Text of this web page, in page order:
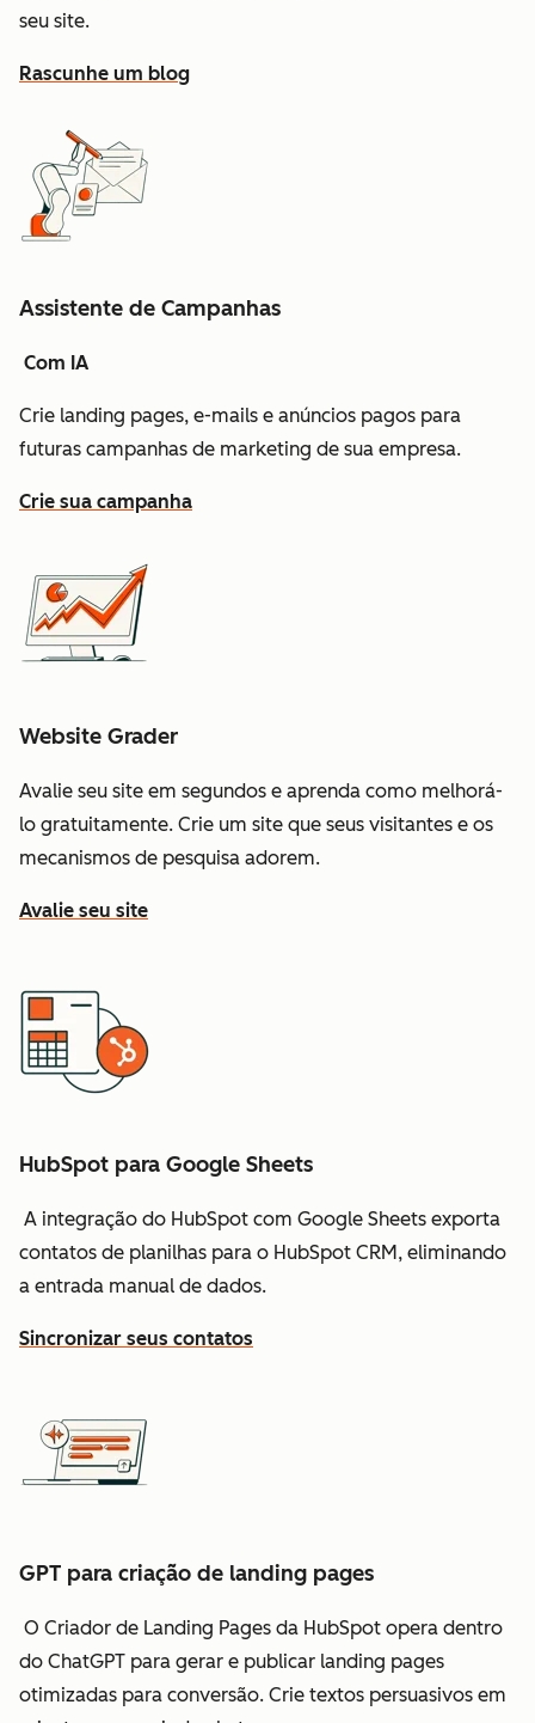
seu site.
Rascunhe um blog
Assistente de Campanhas
Com IA
Crie landing pages, e-mails e anúncios pagos para
futuras campanhas de marketing de sua empresa.
Crie sua campanha
Website Grader
Avalie seu site em segundos e aprenda como melhorá-
lo gratuitamente. Crie um site que seus visitantes e os
mecanismos de pesquisa adorem.
Avalie seu site
HubSpot para Google Sheets
A integração do HubSpot com Google Sheets exporta
contatos de planilhas para o HubSpot CRM, eliminando
a entrada manual de dados.
Sincronizar seus contatos
GPT para criação de landing pages
O Criador de Landing Pages da HubSpot opera dentro
do ChatGPT para gerar e publicar landing pages
otimizadas para conversão. Crie textos persuasivos em